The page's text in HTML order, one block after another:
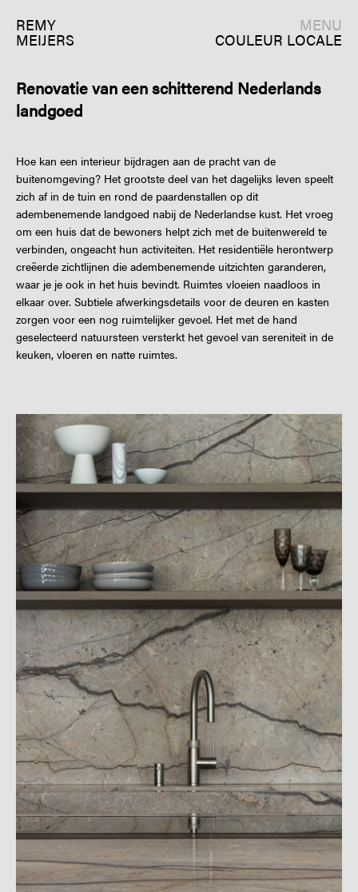
REMY
MEIJERS
MENU
COULEUR LOCALE
Renovatie van een schitterend Nederlands
landgoed
Hoe kan een interieur bijdragen aan de pracht van de
buitenomgeving? Het grootste deel van het dagelijks leven speelt
zich af in de tuin en rond de paardenstallen op dit
adembenemende landgoed nabij de Nederlandse kust. Het vroeg
om een huis dat de bewoners helpt zich met de buitenwereld te
verbinden, ongeacht hun activiteiten. Het residentiële herontwerp
creëerde zichtlijnen die adembenemende uitzichten garanderen,
waar je je ook in het huis bevindt. Ruimtes vloeien naadloos in
elkaar over. Subtiele afwerkingsdetails voor de deuren en kasten
zorgen voor een nog ruimtelijker gevoel. Het met de hand
geselecteerd natuursteen versterkt het gevoel van sereniteit in de
keuken, vloeren en natte ruimtes.